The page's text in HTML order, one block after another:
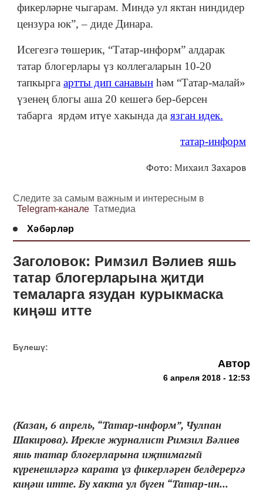
фикерләрне чыгарам. Миндә ул яктан ниндидер
цензура юк”, – диде Динара.
Исегезгә төшерик, “Татар-информ” алдарак
татар блогерлары үз коллегаларын 10-20
тапкырга артты дип санавын һәм “Татар-малай»
үзенең блогы аша 20 кешегә бер-берсен
табарга ярдәм итүе хакында да язган идек.
татар-информ
Фото: Михаил Захаров
Следите за самым важным и интересным в
Telegram-канале Татмедиа
Хәбәрләр
Заголовок: Римзил Вәлиев яшь
татар блогерларына җитди
темаларга язудан курыкмаска
киңәш итте
Бүлешү:
Автор
6 апреля 2018 - 12:53
(Казан, 6 апрель, “Татар-информ”, Чулпан
Шакирова). Ирекле журналист Римзил Вәлиев
яшь татар блогерларына иҗтимагый
күренешләргә карата үз фикерләрен белдерергә
киңәш итте. Бу хакта ул бүген “Татар-ин...